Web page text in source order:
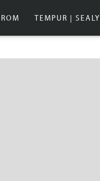
ROM TEMPUR | SEALY